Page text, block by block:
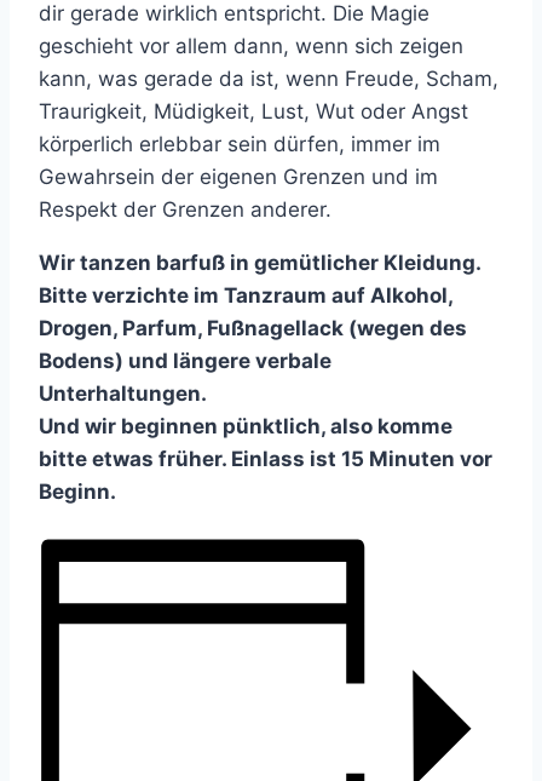
dir gerade wirklich entspricht. Die Magie
geschieht vor allem dann, wenn sich zeigen
kann, was gerade da ist, wenn Freude, Scham,
Traurigkeit, Müdigkeit, Lust, Wut oder Angst
körperlich erlebbar sein dürfen, immer im
Gewahrsein der eigenen Grenzen und im
Respekt der Grenzen anderer.
Wir tanzen barfuß in gemütlicher Kleidung.
Bitte verzichte im Tanzraum auf Alkohol,
Drogen, Parfum, Fußnagellack (wegen des
Bodens) und längere verbale
Unterhaltungen.
Und wir beginnen pünktlich, also komme
bitte etwas früher. Einlass ist 15 Minuten vor
Beginn.